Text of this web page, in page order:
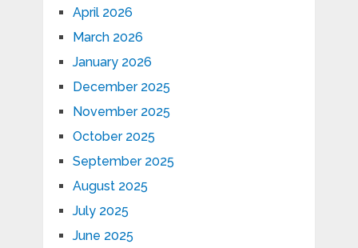
April 2026
March 2026
January 2026
December 2025
November 2025
October 2025
September 2025
August 2025
July 2025
June 2025